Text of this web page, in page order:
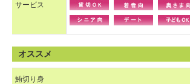
サービス
オススメ
鮪切り身